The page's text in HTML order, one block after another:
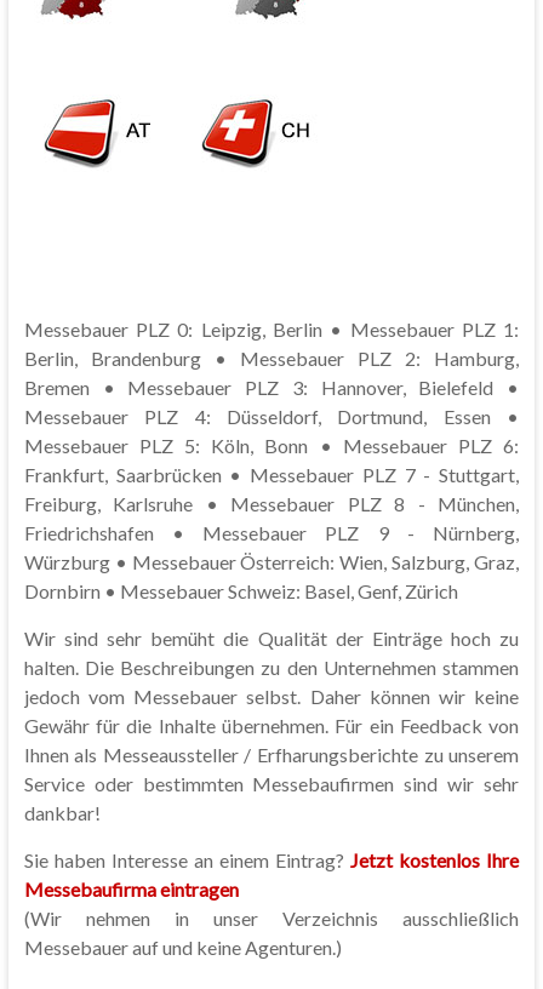
Messebauer PLZ 0: Leipzig, Berlin • Messebauer PLZ 1:
Berlin, Brandenburg • Messebauer PLZ 2: Hamburg,
Bremen • Messebauer PLZ 3: Hannover, Bielefeld •
Messebauer PLZ 4: Düsseldorf, Dortmund, Essen •
Messebauer PLZ 5: Köln, Bonn • Messebauer PLZ 6:
Frankfurt, Saarbrücken • Messebauer PLZ 7 - Stuttgart,
Freiburg, Karlsruhe • Messebauer PLZ 8 - München,
Friedrichshafen • Messebauer PLZ 9 - Nürnberg,
Würzburg • Messebauer Österreich: Wien, Salzburg, Graz,
Dornbirn • Messebauer Schweiz: Basel, Genf, Zürich
Wir sind sehr bemüht die Qualität der Einträge hoch zu
halten. Die Beschreibungen zu den Unternehmen stammen
jedoch vom Messebauer selbst. Daher können wir keine
Gewähr für die Inhalte übernehmen. Für ein Feedback von
Ihnen als Messeaussteller / Erfharungsberichte zu unserem
Service oder bestimmten Messebaufirmen sind wir sehr
dankbar!
Sie haben Interesse an einem Eintrag?Jetzt kostenlos Ihre
Messebaufirma eintragen
(Wir nehmen in unser Verzeichnis ausschließlich
Messebauer auf und keine Agenturen.)